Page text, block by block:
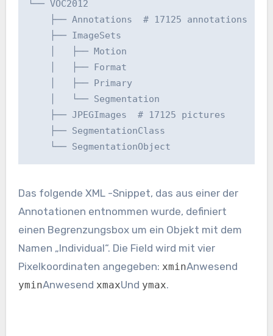
└── VOC2012
    ├── Annotations  # 17125 annotations
    ├── ImageSets
    │   ├── Motion
    │   ├── Format
    │   ├── Primary
    │   └── Segmentation
    ├── JPEGImages  # 17125 pictures
    ├── SegmentationClass
    └── SegmentationObject
Das folgende XML -Snippet, das aus einer der
Annotationen entnommen wurde, definiert
einen Begrenzungsbox um ein Objekt mit dem
Namen „Individual“. Die Field wird mit vier
Pixelkoordinaten angegeben: xminAnwesend
yminAnwesend xmaxUnd ymax.